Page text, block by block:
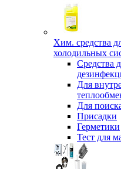
Хим. средства
холодильных
Средства
Для
Для
Присадки
Герметики
Тест для